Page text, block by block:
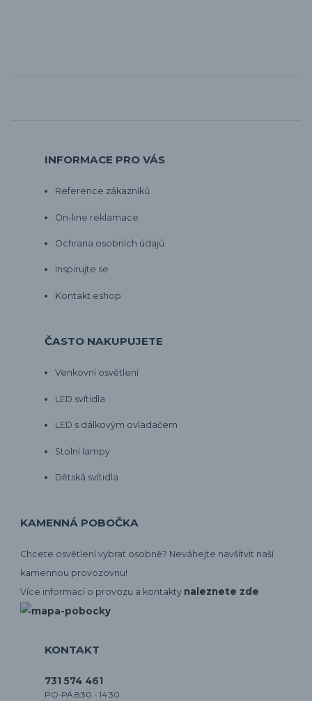
INFORMACE PRO VÁS
Reference zákazníků
On-line reklamace
Ochrana osobních údajů
Inspirujte se
Kontakt eshop
ČASTO NAKUPUJETE
Venkovní osvětlení
LED svítidla
LED s dálkovým ovladačem
Stolní lampy
Dětská svítidla
KAMENNÁ POBOČKA
Chcete osvětlení vybrat osobně? Neváhejte navšítvit naší
kamennou provozovnu!
Více informací o provozu a kontakty naleznete zde
KONTAKT
731 574 461
PO-PÁ 8:30 - 14:30